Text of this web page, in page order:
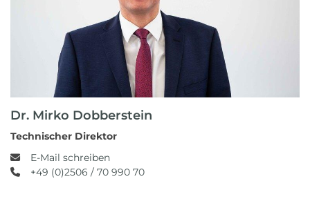
Dr. Mirko Dobberstein
Technischer Direktor
E-Mail schreiben
+49 (0)2506 / 70 990 70